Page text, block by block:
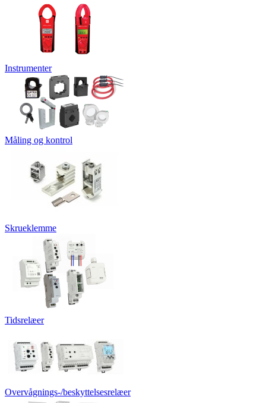
Instrumenter
Måling og kontrol
Skrueklemme
Tidsrelæer
Overvågnings-/beskyttelsesrelæer